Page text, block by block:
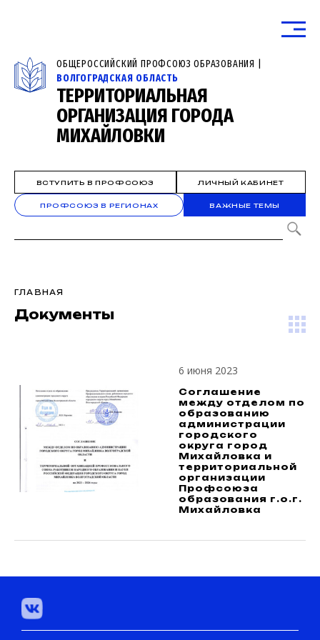
ОБЩЕРОССИЙСКИЙ ПРОФСОЮЗ ОБРАЗОВАНИЯ |
ВОЛГОГРАДСКАЯ ОБЛАСТЬ
ТЕРРИТОРИАЛЬНАЯ
ОРГАНИЗАЦИЯ ГОРОДА
МИХАЙЛОВКИ
ВСТУПИТЬ В ПРОФСОЮЗ ЛИЧНЫЙ КАБИНЕТ
ПРОФСОЮЗ В РЕГИОНАХ ВАЖНЫЕ ТЕМЫ
ГЛАВНАЯ
Документы
6 июня 2023
Соглашение
между отделом по
образованию
администрации
городского
округа город
Михайловка и
территориальной
организации
Профсоюза
образования г.о.г.
Михайловка